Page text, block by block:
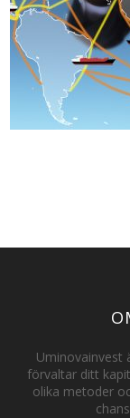
Uminovainvest
förvaltar ditt
olika metoder